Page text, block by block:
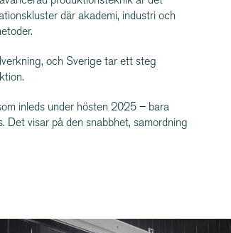
där akademi, industri och
och Sverige tar ett steg
inleds under hösten 2025 – bara
visar på den snabbhet, samordning